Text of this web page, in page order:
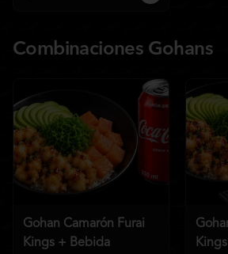
Combinaciones Gohans
Gohan Camarón Furai
Kings + Bebida